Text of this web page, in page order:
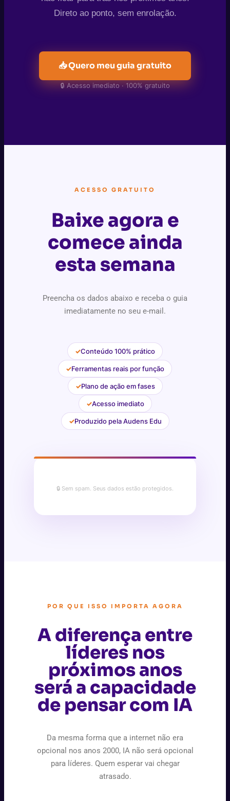
Direto ao ponto, sem enrolação.
📥 Quero meu guia gratuito
🔒 Acesso imediato · 100% gratuito
ACESSO GRATUITO
Baixe agora e
comece ainda
esta semana
Preencha os dados abaixo e receba o guia
imediatamente no seu e-mail.
✓Conteúdo 100% prático
✓Ferramentas reais por função
✓Plano de ação em fases
✓Acesso imediato
✓Produzido pela Audens Edu
🔒 Sem spam. Seus dados estão protegidos.
POR QUE ISSO IMPORTA AGORA
A diferença entre
líderes nos
próximos anos
será a capacidade
de pensar com IA
Da mesma forma que a internet não era
opcional nos anos 2000, IA não será opcional
para líderes. Quem esperar vai chegar
atrasado.